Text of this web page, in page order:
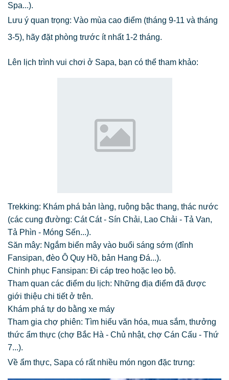
Spa...).
Lưu ý quan trọng: Vào mùa cao điểm (tháng 9-11 và tháng
3-5), hãy đặt phòng trước ít nhất 1-2 tháng.
Lên lịch trình vui chơi ở Sapa, bạn có thể tham khảo:
Trekking: Khám phá bản làng, ruộng bậc thang, thác nước
(các cung đường: Cát Cát - Sín Chải, Lao Chải - Tả Van,
Tả Phìn - Móng Sến...).
Săn mây: Ngắm biển mây vào buổi sáng sớm (đỉnh
Fansipan, đèo Ô Quy Hồ, bản Hang Đá...).
Chinh phục Fansipan: Đi cáp treo hoặc leo bộ.
Tham quan các điểm du lịch: Những địa điểm đã được
giới thiệu chi tiết ở trên.
Khám phá tự do bằng xe máy
Tham gia chợ phiên: Tìm hiểu văn hóa, mua sắm, thưởng
thức ẩm thực (chợ Bắc Hà - Chủ nhật, chợ Cán Cấu - Thứ
7...).
Về ẩm thực, Sapa có rất nhiều món ngon đặc trưng: